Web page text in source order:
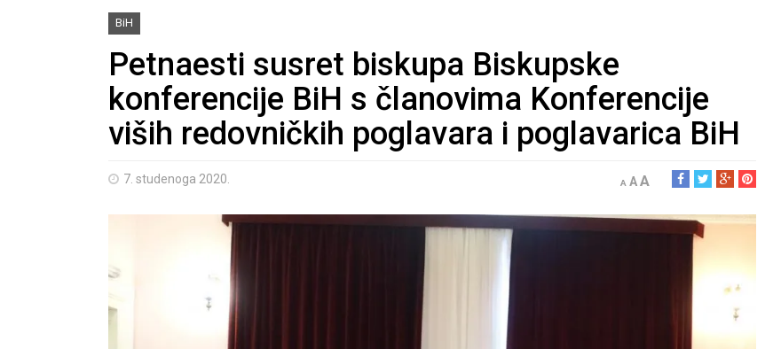
BiH
Petnaesti susret biskupa Biskupske
konferencije BiH s članovima Konferencije
viših redovničkih poglavara i poglavarica BiH
7. studenoga 2020. A AA